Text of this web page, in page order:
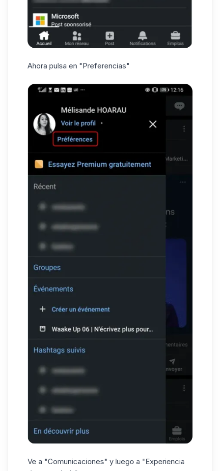
Ahora pulsa en "Preferencias"
Ve a "Comunicaciones" y luego a "Experiencia